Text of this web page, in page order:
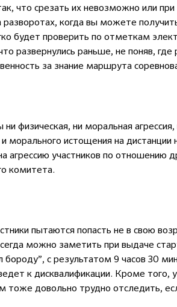
что срезать их невозможно или
когда вы можете
будет проверить по отметкам
развернулись раньше, не поняв,
за знание маршрута
физическая, ни моральная
морального истощения на дистанции
участников по отношению
комитета.
пытаются попасть не в свою
можно заметить при выдаче
с результатом 9 часов 30
к дисквалификации. Кроме
довольно трудно отследить,